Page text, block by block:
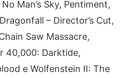
Man’s Sky, Pentiment,
– Director’s Cut,
Saw Massacre,
40,000: Darktide,
e Wolfenstein II: The